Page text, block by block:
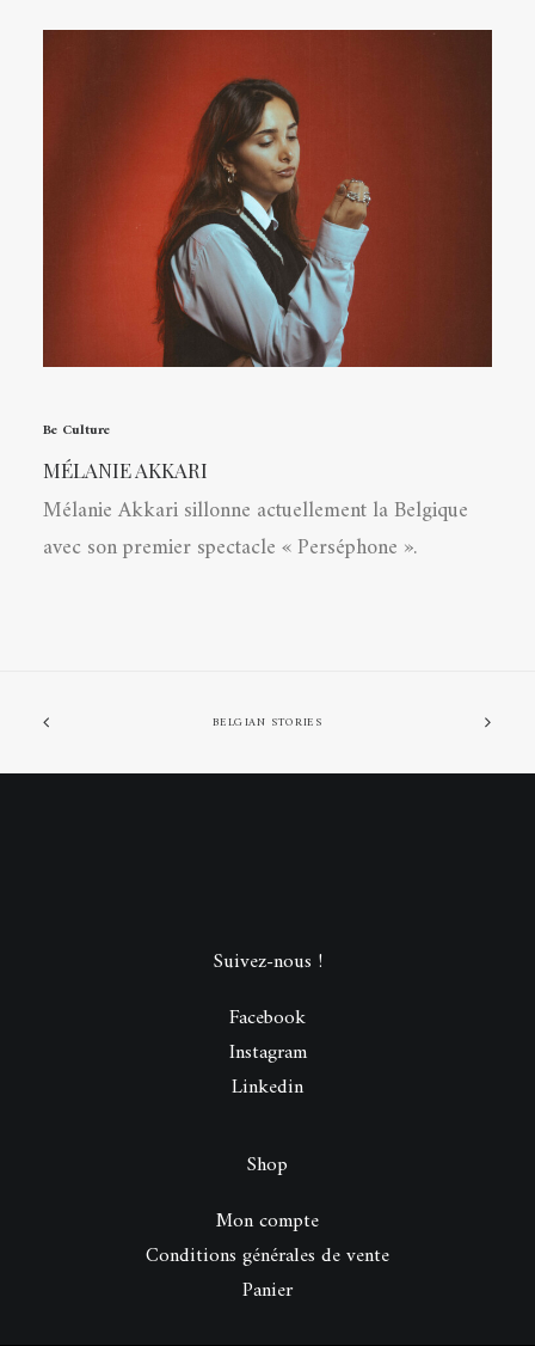
Be Culture
MÉLANIE AKKARI
Mélanie Akkari sillonne actuellement la Belgique
avec son premier spectacle « Perséphone ».
BELGIAN STORIES
Suivez-nous !
Facebook
Instagram
Linkedin
Shop
Mon compte
Conditions générales de vente
Panier